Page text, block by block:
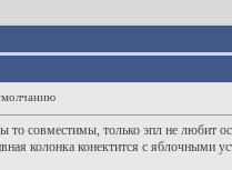
то совместимы, только эпл не любит
колонка конектится с яблочными